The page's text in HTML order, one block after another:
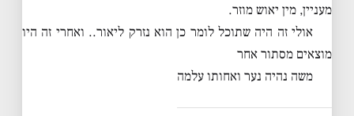
מעניין, מין יאוש מוזר.
אולי זה היה שתוכל לומר כן הוא נזרק ליאור.. ואחרי זה היו
מוצאים מסתור אחר
משה נהיה נער ואחותו עלמה